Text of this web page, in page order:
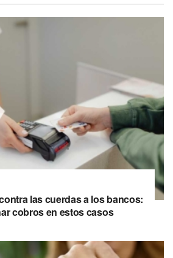
las cuerdas a los bancos:
cobros en estos casos